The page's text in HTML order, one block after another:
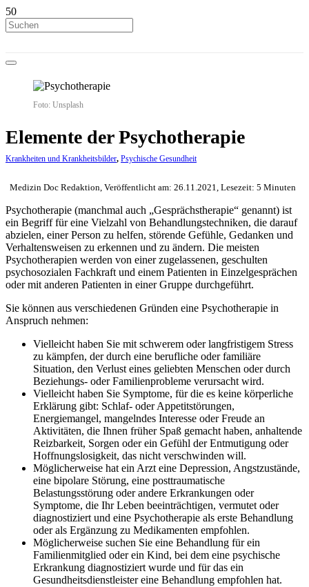
Foto: Unsplash
Elemente der Psychotherapie
Krankheiten und Krankheitsbilder, Psychische Gesundheit
Medizin Doc Redaktion, Veröffentlicht am: 26.11.2021, Lesezeit: 5 Minuten
Psychotherapie (manchmal auch „Gesprächstherapie“ genannt) ist
ein Begriff für eine Vielzahl von Behandlungstechniken, die darauf
abzielen, einer Person zu helfen, störende Gefühle, Gedanken und
Verhaltensweisen zu erkennen und zu ändern. Die meisten
Psychotherapien werden von einer zugelassenen, geschulten
psychosozialen Fachkraft und einem Patienten in Einzelgesprächen
oder mit anderen Patienten in einer Gruppe durchgeführt.
Sie können aus verschiedenen Gründen eine Psychotherapie in
Anspruch nehmen:
Vielleicht haben Sie mit schwerem oder langfristigem Stress
zu kämpfen, der durch eine berufliche oder familiäre
Situation, den Verlust eines geliebten Menschen oder durch
Beziehungs- oder Familienprobleme verursacht wird.
Vielleicht haben Sie Symptome, für die es keine körperliche
Erklärung gibt: Schlaf- oder Appetitstörungen,
Energiemangel, mangelndes Interesse oder Freude an
Aktivitäten, die Ihnen früher Spaß gemacht haben, anhaltende
Reizbarkeit, Sorgen oder ein Gefühl der Entmutigung oder
Hoffnungslosigkeit, das nicht verschwinden will.
Möglicherweise hat ein Arzt eine Depression, Angstzustände,
eine bipolare Störung, eine posttraumatische
Belastungsstörung oder andere Erkrankungen oder
Symptome, die Ihr Leben beeinträchtigen, vermutet oder
diagnostiziert und eine Psychotherapie als erste Behandlung
oder als Ergänzung zu Medikamenten empfohlen.
Möglicherweise suchen Sie eine Behandlung für ein
Familienmitglied oder ein Kind, bei dem eine psychische
Erkrankung diagnostiziert wurde und für das ein
Gesundheitsdienstleister eine Behandlung empfohlen hat.